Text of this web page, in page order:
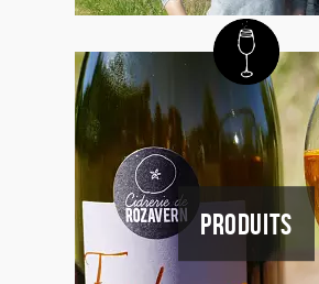
PRODUITS